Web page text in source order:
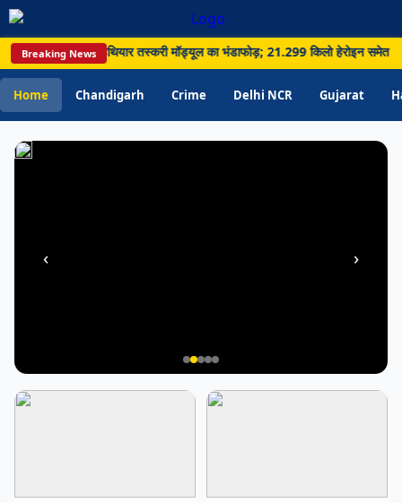
Breaking News
पार नशा और हथियार तस्करी मॉड्यूल का भंडाफोड़; 21.299 किलो हेरोइन समेत
Home Chandigarh Crime Delhi NCR Gujarat
‹ ›
पानी;
विभाग
ने
बढ़ाई
जागरूकता